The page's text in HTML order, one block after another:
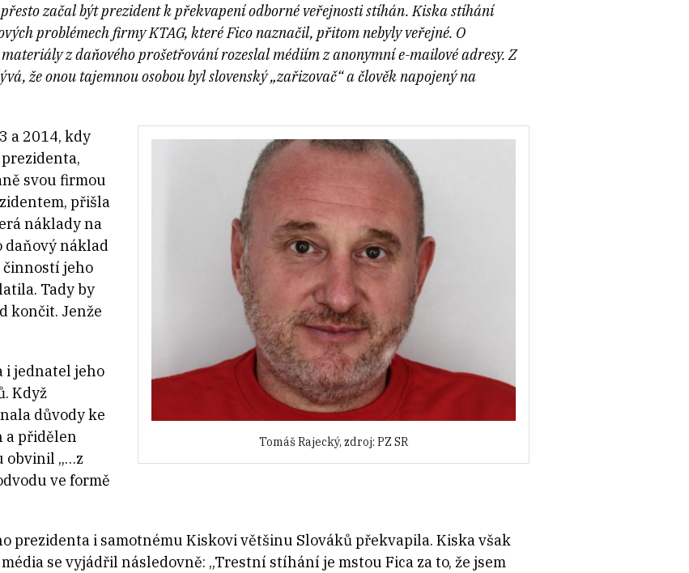
začal být prezident k překvapení odborné veřejnosti stíhán. Kiska stíhání
problémech firmy KTAG, které Fico naznačil, přitom nebyly veřejné. O
z daňového prošetřování rozeslal médiím z anonymní e-mailové adresy. Z
že onou tajemnou osobou byl slovenský „zařizovač“ a člověk napojený na
Tomáš Rajecký, zdroj: PZ SR
a 2014, kdy
svou firmou
přišla
náklady na
daňový náklad
činností jeho
Tady by
končit. Jenže
i jednatel jeho
Když
důvody ke
a přidělen
obvinil „…z
ve formě
prezidenta i samotnému Kiskovi většinu Slováků překvapila. Kiska však
se vyjádřil následovně: „Trestní stíhání je mstou Fica za to, že jsem